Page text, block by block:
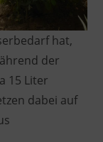
hat,
der
15 Liter
dabei auf